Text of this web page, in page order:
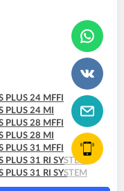
PLUS 24 MFFI
PLUS 24 MI
PLUS 28 MFFI
PLUS 28 MI
PLUS 31 MFFI
31 RI SYSTEM
PLUS 31 RI SYSTEM